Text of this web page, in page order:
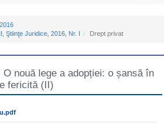
2016
Ştiinţe Juridice, 2016, Nr. I
Drept privat
O nouă lege a adopției: o șansă în
fericită (II)